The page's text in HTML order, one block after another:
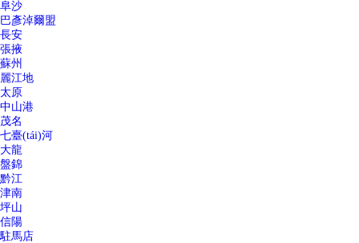
阜沙
巴彥淖爾盟
長安
張掖
蘇州
麗江地
太原
中山港
茂名
七臺(tái)河
大龍
盤錦
黔江
津南
坪山
信陽
駐馬店